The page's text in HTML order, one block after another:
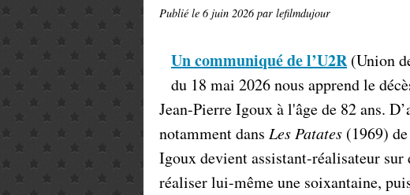
Publié le 6 juin 2026par lefilmdujour
Un communiqué de l’U2R(Union
du 18 mai 2026 nous apprend le
Jean-Pierre Igoux à l'âge de 82 ans.
notamment dans Les Patates (1969)
Igoux devient assistant-réalisateur
réaliser lui-même une soixantaine,